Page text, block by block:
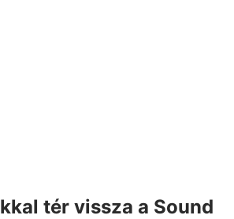
tér vissza a Sound